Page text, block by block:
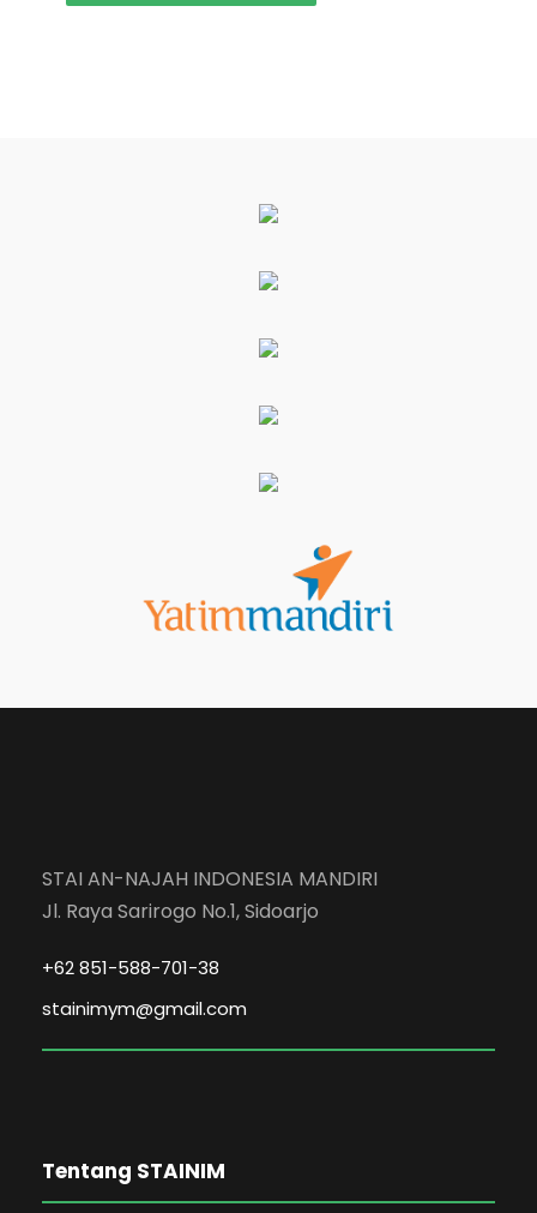
STAI AN-NAJAH INDONESIA MANDIRI
Jl. Raya Sarirogo No.1, Sidoarjo
+62 851-588-701-38
stainimym@gmail.com
Tentang STAINIM